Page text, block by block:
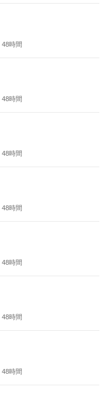
48時間
48時間
48時間
48時間
48時間
48時間
48時間